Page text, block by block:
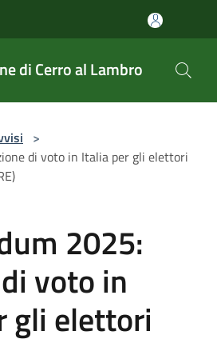
di Cerro al Lambro
>
di voto in Italia per gli elettori
2025:
voto in
gli elettori